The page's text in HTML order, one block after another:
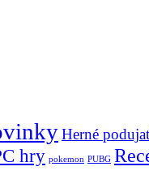
Herné
hry pokemon PUBG